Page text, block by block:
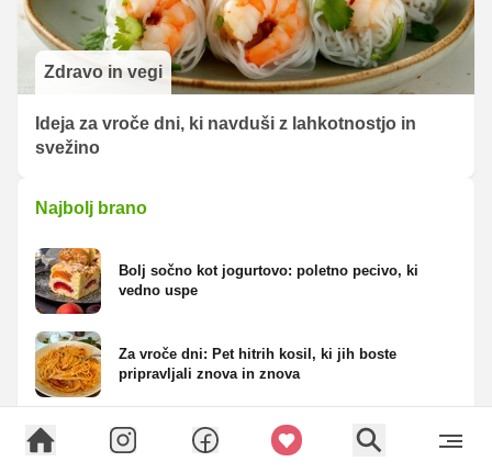
Zdravo in vegi
Ideja za vroče dni, ki navduši z lahkotnostjo in
svežino
Najbolj brano
Bolj sočno kot jogurtovo: poletno pecivo, ki
vedno uspe
Za vroče dni: Pet hitrih kosil, ki jih boste
pripravljali znova in znova
Testo za pico, ki navduši z rahlostjo in
mehkobo